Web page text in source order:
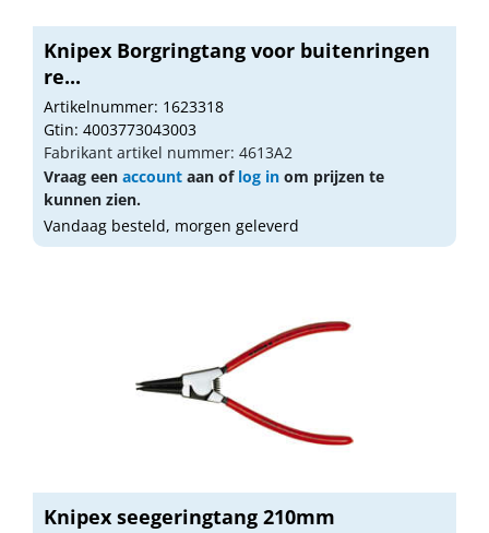
Knipex Borgringtang voor buitenringen
re...
Artikelnummer: 1623318
Gtin: 4003773043003
Fabrikant artikel nummer: 4613A2
Vraag een account aan of log in om prijzen te
kunnen zien.
Vandaag besteld, morgen geleverd
Knipex seegeringtang 210mm